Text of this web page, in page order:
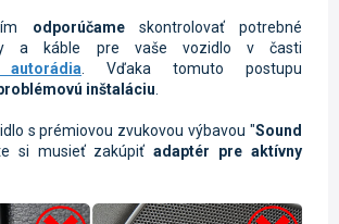
odporúčameskontrolovať potrebné
a káble pre vaše vozidlo v časti
autorádia . Vďaka tomuto postupu
inštaláciu
s prémiovou zvukovou výbavou "Sound
si musieť zakúpiťadaptér pre aktívny